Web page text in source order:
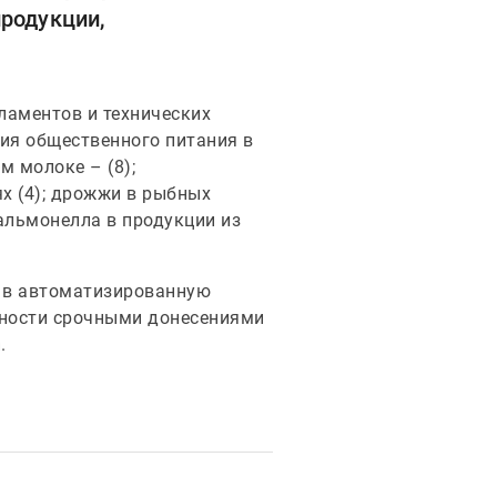
и технических
общественного питания в
молоке – (8);
(4); дрожжи в рыбных
в продукции из
автоматизированную
срочными донесениями